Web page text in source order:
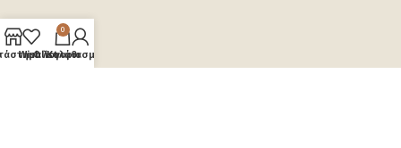
Wishlist
0
Καλάθι
Ο λογαριασμός μου